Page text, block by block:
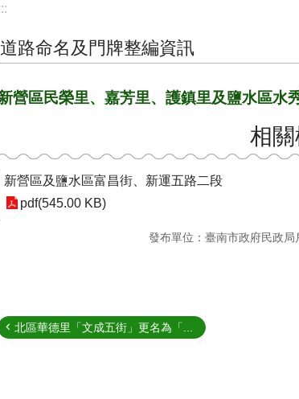
道路命名及門牌整編資訊
營區民榮里、嘉芳里、護鎮里及鹽水區水
相
新營區及鹽水區富昌街、新運五路二段
pdf(545.00 KB)
發布單位：臺南市政府民政局
北區華德里「文成五街」更名為「...